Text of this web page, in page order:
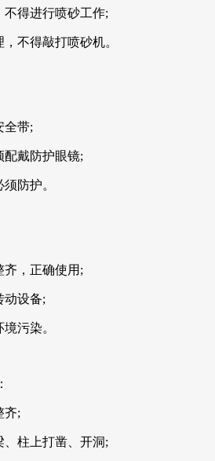
不得进行喷砂工作;
不得敲打喷砂机。
全带;
配戴防护眼镜;
防护。
齐，正确使用;
动设备;
污染。
齐;
、柱上打凿、开洞;